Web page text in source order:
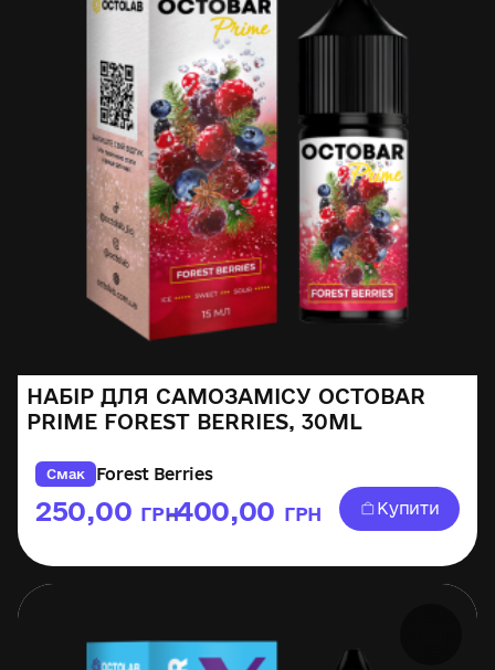
НАБІР ДЛЯ САМОЗАМІСУ OCTOBAR
PRIME FOREST BERRIES, 30ML
Смак Forest Berries
250,00 ГРН
–400,00 ГРН Купити